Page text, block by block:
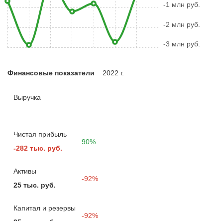
-3 млн руб.
-2 млн руб.
-1 млн руб.
Финансовые показатели 2022 г.
Выручка
—
Чистая прибыль
-282 тыс. руб.
90%
Активы
25 тыс. руб.
-92%
Капитал и резервы
-92%